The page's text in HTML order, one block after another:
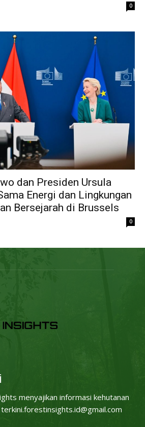
0
dan Presiden Ursula
Energi dan Lingkungan
Bersejarah di Brussels
0
menyajikan informasi kehutanan